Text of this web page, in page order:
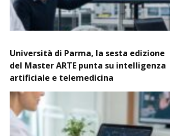
Università di Parma, la sesta edizione
del Master ARTE punta su intelligenza
artificiale e telemedicina